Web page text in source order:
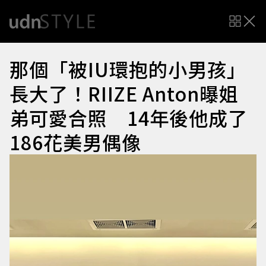
那個「被IU環抱的小男孩」
長大了！RIIZE Anton曝姐
弟可愛合照 14年後他成了
186花美男偶像